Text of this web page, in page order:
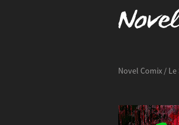
Novel Comix/ Le